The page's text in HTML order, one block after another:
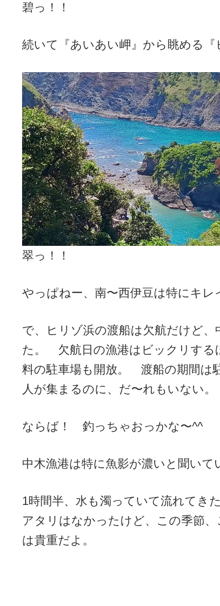
碧っ！！
続いて『あいあい岬』から眺める『
翠っ！！
やっぱねー、南〜西伊豆は特にキレ
で、ヒリゾ浜の渡船は欠航だけど、
た。 欠航日の漁港はビックリす
料の駐車場も開放。 渡船の期間は
人が集まるのに、だ〜れもいない。
ならば！ 釣っちゃおっかな〜^^
中木漁港は特に魚影が濃いと聞いて
1時間半、水も濁っていて流れてき
アタリはなかったけど、この季節
は貴重だよ。